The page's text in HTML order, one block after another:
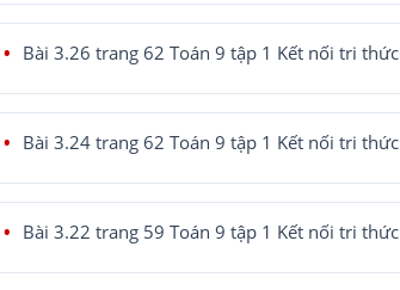
Bài 3.26 trang 62 Toán 9 tập 1 Kết nối tri thức
Bài 3.24 trang 62 Toán 9 tập 1 Kết nối tri thức
Bài 3.22 trang 59 Toán 9 tập 1 Kết nối tri thức